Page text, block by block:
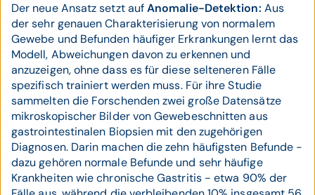
Der neue Ansatz setzt aufAnomalie-Detektion: Aus
der sehr genauen Charakterisierung von normalem
Gewebe und Befunden häufiger Erkrankungen lernt das
Modell, Abweichungen davon zu erkennen und
anzuzeigen, ohne dass es für diese selteneren Fälle
spezifisch trainiert werden muss. Für ihre Studie
sammelten die Forschenden zwei große Datensätze
mikroskopischer Bilder von Gewebeschnitten aus
gastrointestinalen Biopsien mit den zugehörigen
Diagnosen. Darin machen die zehn häufigsten Befunde -
dazu gehören normale Befunde und sehr häufige
Krankheiten wie chronische Gastritis - etwa 90% der